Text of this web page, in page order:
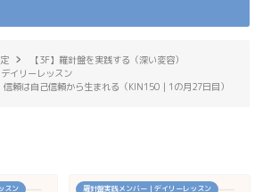
【3F】羅針盤を実践する（深い変容）
イリーレッスン
信頼は自己信頼から生まれる（KIN150｜1の月27日目）
スン 羅針盤実践メンバー｜デイリーレッスン